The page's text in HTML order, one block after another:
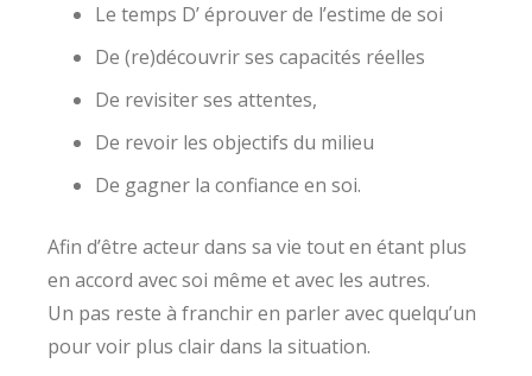
Le temps D’ éprouver de l’estime de soi
De (re)découvrir ses capacités réelles
De revisiter ses attentes,
De revoir les objectifs du milieu
De gagner la confiance en soi.
Afin d’être acteur dans sa vie tout en étant plus
en accord avec soi même et avec les autres.
Un pas reste à franchir en parler avec quelqu’un
pour voir plus clair dans la situation.